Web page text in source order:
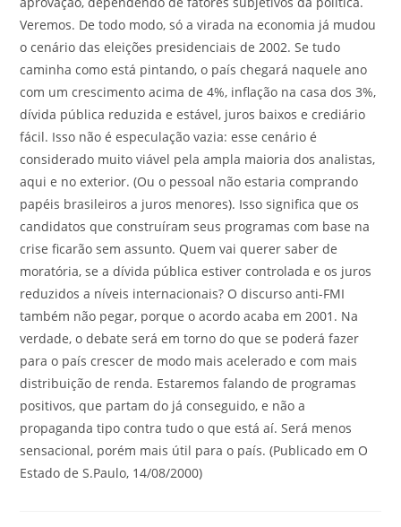
Veremos. De todo modo, só a virada na economia já mudou
o cenário das eleições presidenciais de 2002. Se tudo
caminha como está pintando, o país chegará naquele ano
com um crescimento acima de 4%, inflação na casa dos 3%,
dívida pública reduzida e estável, juros baixos e crediário
fácil. Isso não é especulação vazia: esse cenário é
considerado muito viável pela ampla maioria dos analistas,
aqui e no exterior. (Ou o pessoal não estaria comprando
papéis brasileiros a juros menores). Isso significa que os
candidatos que construíram seus programas com base na
crise ficarão sem assunto. Quem vai querer saber de
moratória, se a dívida pública estiver controlada e os juros
reduzidos a níveis internacionais? O discurso anti-FMI
também não pegar, porque o acordo acaba em 2001. Na
verdade, o debate será em torno do que se poderá fazer
para o país crescer de modo mais acelerado e com mais
distribuição de renda. Estaremos falando de programas
positivos, que partam do já conseguido, e não a
propaganda tipo contra tudo o que está aí. Será menos
sensacional, porém mais útil para o país. (Publicado em O
Estado de S.Paulo, 14/08/2000)